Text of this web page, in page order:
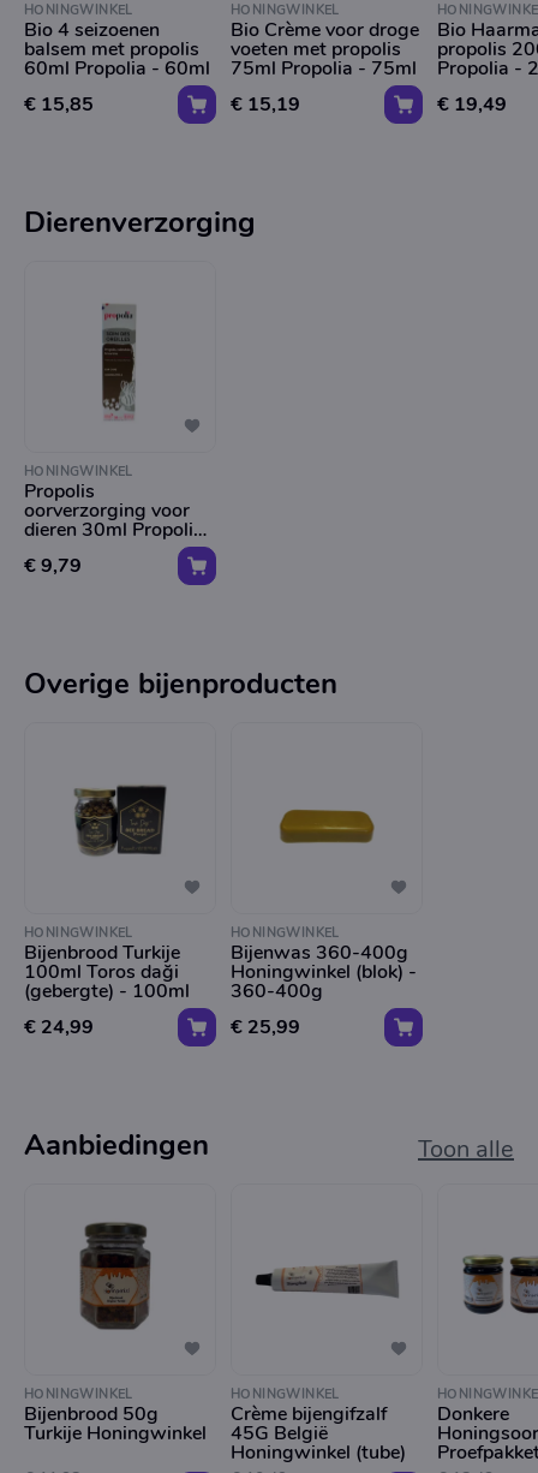
HONINGWINKEL
Bio 4 seizoenen
balsem met propolis
60ml Propolia - 60ml
€ 15,85
HONINGWINKEL
Bio Crème voor droge
voeten met propolis
75ml Propolia - 75ml
€ 15,19
Bio
propolis
Propolia -
€ 19,49
Dierenverzorging
HONINGWINKEL
Propolis
oorverzorging voor
dieren 30ml Propolia
€ 9,79
Overige bijenproducten
HONINGWINKEL
Bijenbrood Turkije
100ml Toros daği
(gebergte) - 100ml
€ 24,99
HONINGWINKEL
Bijenwas 360-400g
Honingwinkel (blok) -
360-400g
€ 25,99
Aanbiedingen Toon alle
HONINGWINKEL
Bijenbrood 50g
Turkije Honingwinkel
HONINGWINKEL
Crème bijengifzalf
45G België
Honingwinkel (tube)
Donkere
Proefpakket 3 x